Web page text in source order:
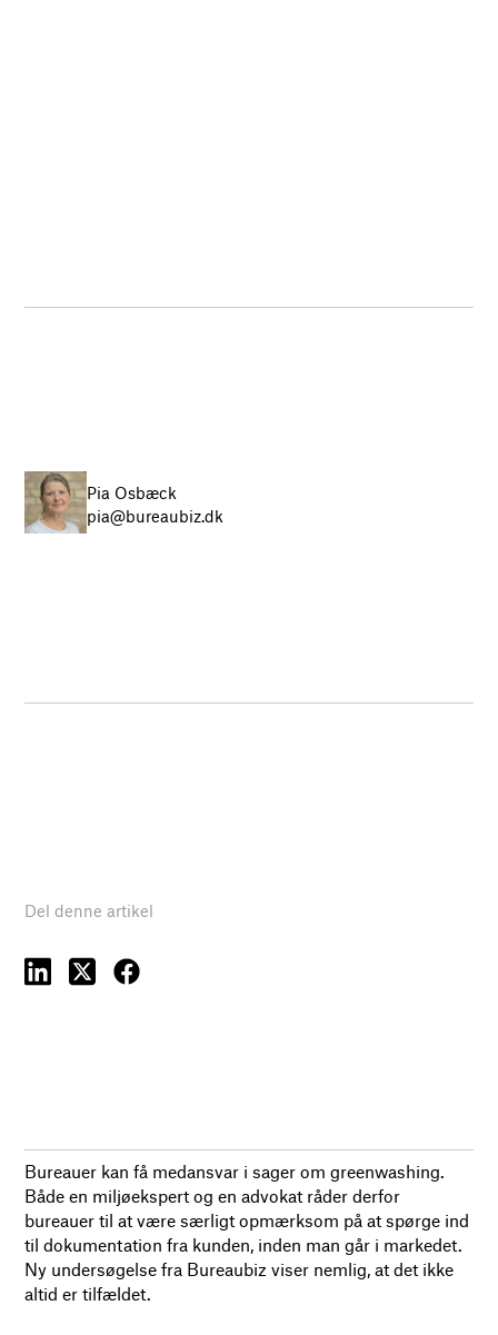
Pia Osbæck
pia@bureaubiz.dk
Del denne artikel
Bureauer kan få medansvar i sager om greenwashing.
Både en miljøekspert og en advokat råder derfor
bureauer til at være særligt opmærksom på at spørge ind
til dokumentation fra kunden, inden man går i markedet.
Ny undersøgelse fra Bureaubiz viser nemlig, at det ikke
altid er tilfældet.